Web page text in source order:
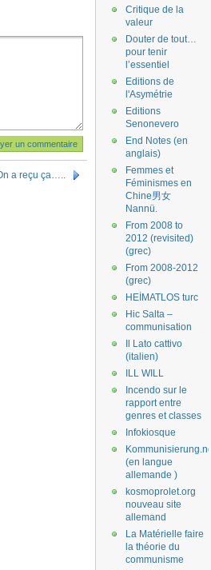
a reçu ça…..
Critique de la
valeur
Douter de tout…
pour tenir
l’essentiel
Editions de
l'Asymétrie
Editions
Senonevero
End Notes (en
anglais)
Femmes et
Féminismes en
Chine男女
Nannü.
From 2008 to
2012 (revisited)
(grec)
From 2008-2012
(grec)
HEİMATLOS turc
Hic Salta –
communisation
Il Lato cattivo
(italien)
ILL WILL
Incendo sur le
rapport entre
genres et classes
Infokiosque
Kommunisierung.net
(en langue
allemande )
kosmoprolet.org
nouveau site
allemand
La Matérielle faire
la théorie du
communisme